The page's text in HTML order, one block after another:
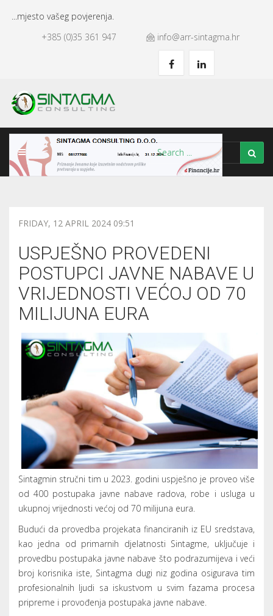
...mjesto vašeg povjerenja.
+385 (0)35 361 947
info@arr-sintagma.hr
FRIDAY, 12 APRIL 2024 09:51
USPJEŠNO PROVEDENI
POSTUPCI JAVNE NABAVE U
VRIJEDNOSTI VEĆOJ OD 70
MILIJUNA EURA
Sintagmin stručni tim u 2023. godini uspješno je proveo više
od 400 postupaka javne nabave radova, robe i usluga u
ukupnoj vrijednosti većoj od 70 milijuna eura.
Budući da provedba projekata financiranih iz EU sredstava,
kao jedna od primarnih djelatnosti Sintagme, uključuje i
provedbu postupaka javne nabave što podrazumijeva i veći
broj korisnika iste, Sintagma dugi niz godina osigurava tim
profesionalnih ljudi sa iskustvom u svim fazama procesa
pripreme i provođenja postupaka javne nabave.